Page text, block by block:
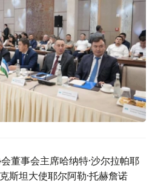
董事会主席哈纳特·沙尔拉帕耶
斯坦大使耶尔阿勒·托赫詹诺